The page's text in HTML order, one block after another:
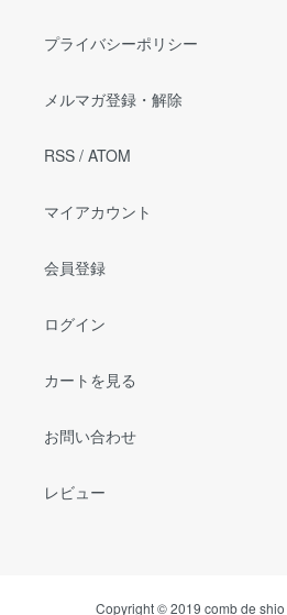
プライバシーポリシー
メルマガ登録・解除
RSS / ATOM
マイアカウント
会員登録
ログイン
カートを見る
お問い合わせ
レビュー
Copyright © 2019 comb de